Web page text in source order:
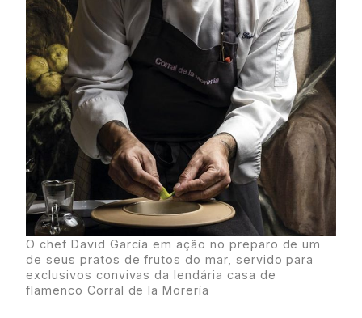
O chef David García em ação no preparo de um
de seus pratos de frutos do mar, servido para
exclusivos convivas da lendária casa de
flamenco Corral de la Morería